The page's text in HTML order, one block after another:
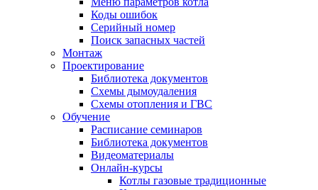
Коды ошибок
Серийный номер
Поиск запасных частей
Монтаж
Проектирование
Библиотека документов
Схемы дымоудаления
Схемы отопления и ГВС
Обучение
Расписание семинаров
Библиотека документов
Видеоматериалы
Онлайн-курсы
Котлы газовые традиционные